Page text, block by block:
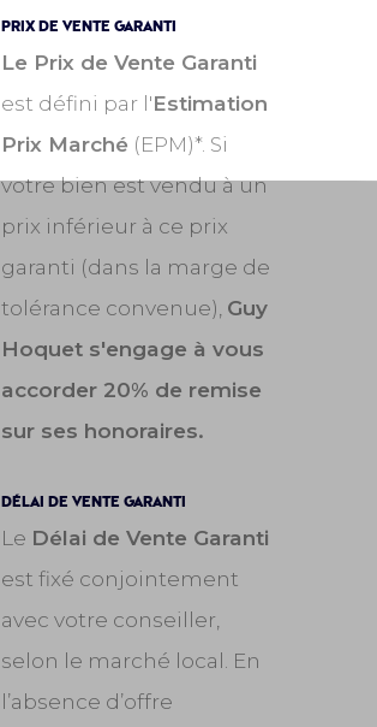
PRIX DE VENTE GARANTI
Le Prix de Vente Garanti
est défini par l'Estimation
Prix Marché (EPM)*. Si
votre bien est vendu à un
prix inférieur à ce prix
garanti (dans la marge de
tolérance convenue), Guy
Hoquet s'engage à vous
accorder 20% de remise
sur ses honoraires.
DÉLAI DE VENTE GARANTI
Le Délai de Vente Garanti
est fixé conjointement
avec votre conseiller,
selon le marché local. En
l’absence d’offre